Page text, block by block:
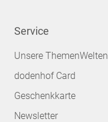
Service
Unsere ThemenWelten
dodenhof Card
Geschenkkarte
Newsletter